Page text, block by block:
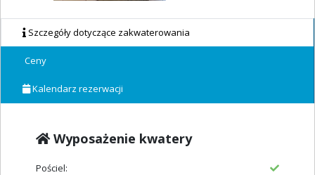
Szczegóły dotyczące zakwaterowania
Ceny
Kalendarz rezerwacji
Wyposażenie kwatery
Pościel: